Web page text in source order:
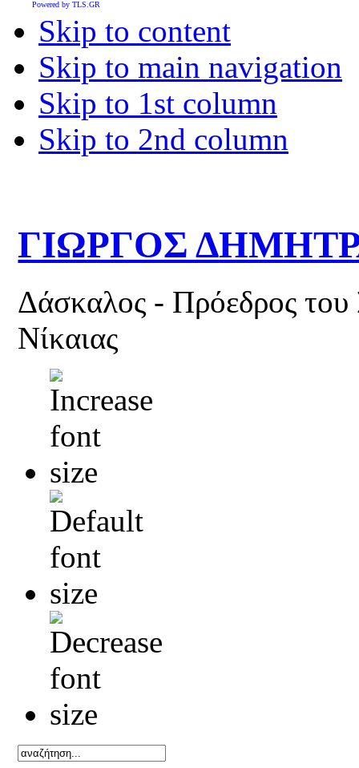
Skip to content
Skip to main navigation
Skip to 1st column
Skip to 2nd column
ΓΙΩΡΓΟΣ
Δάσκαλος - Πρόεδρος
Νίκαιας
Powered by TLS.GR